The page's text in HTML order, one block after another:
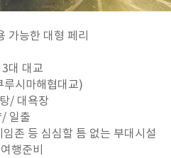
가능한 대형 페리
대 대교
시마해협대교)
/ 대욕장
일출
존 등 심심할 틈 없는 부대시설
행준비